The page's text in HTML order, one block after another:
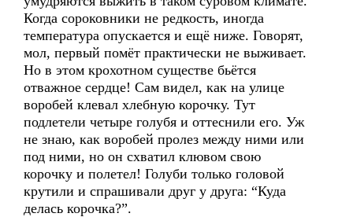
Когда сороковники не редкость, иногда
температура опускается и ещё ниже. Говорят,
мол, первый помёт практически не выживает.
Но в этом крохотном существе бьётся
отважное сердце! Сам видел, как на улице
воробей клевал хлебную корочку. Тут
подлетели четыре голубя и оттеснили его. Уж
не знаю, как воробей пролез между ними или
под ними, но он схватил клювом свою
корочку и полетел! Голуби только головой
крутили и спрашивали друг у друга: “Куда
делась корочка?”.